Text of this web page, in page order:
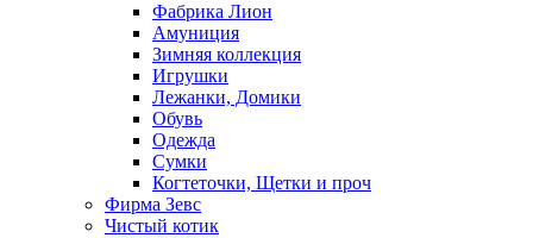
Фабрика Лион
Амуниция
Зимняя коллекция
Игрушки
Лежанки, Домики
Обувь
Одежда
Сумки
Когтеточки, Щетки и проч
Фирма Зевс
Чистый котик